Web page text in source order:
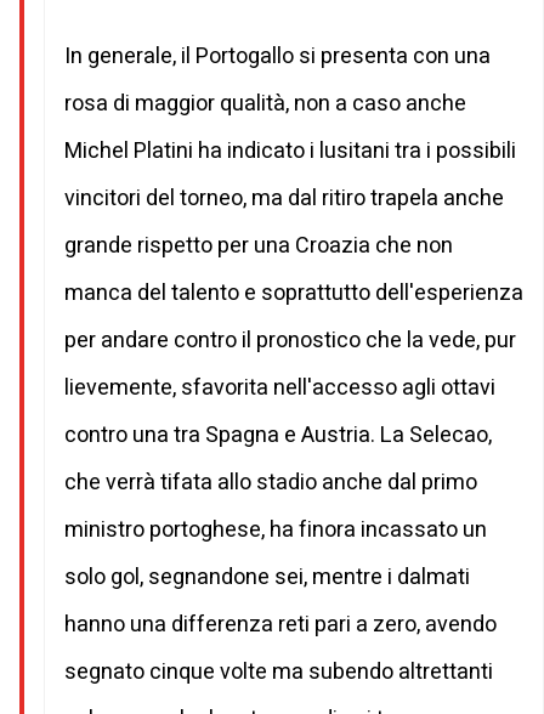
In generale, il Portogallo si presenta con una
rosa di maggior qualità, non a caso anche
Michel Platini ha indicato i lusitani tra i possibili
vincitori del torneo, ma dal ritiro trapela anche
grande rispetto per una Croazia che non
manca del talento e soprattutto dell'esperienza
per andare contro il pronostico che la vede, pur
lievemente, sfavorita nell'accesso agli ottavi
contro una tra Spagna e Austria. La Selecao,
che verrà tifata allo stadio anche dal primo
ministro portoghese, ha finora incassato un
solo gol, segnandone sei, mentre i dalmati
hanno una differenza reti pari a zero, avendo
segnato cinque volte ma subendo altrettanti